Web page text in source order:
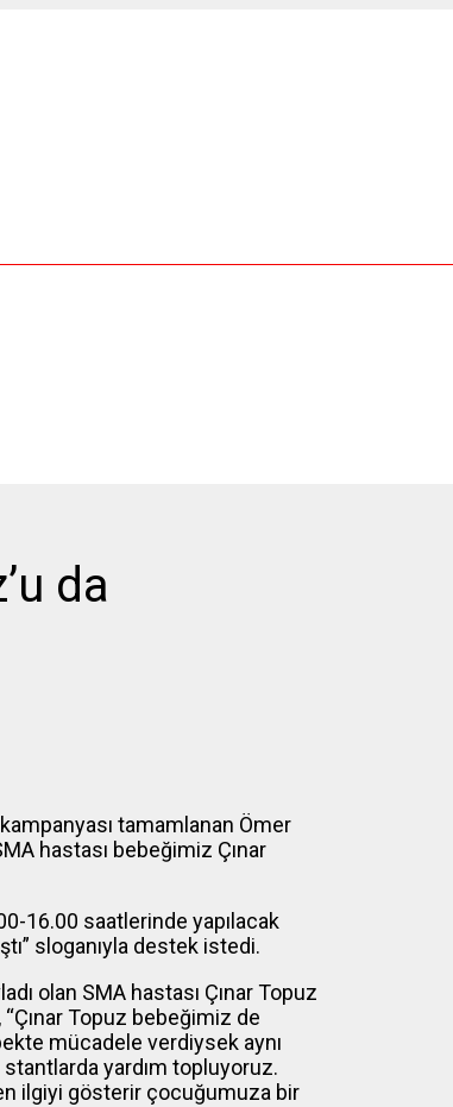
da
tamamlanan Ömer
hastası bebeğimiz Çınar
16.00 saatlerinde yapılacak
sloganıyla destek istedi.
olan SMA hastası Çınar Topuz
“Çınar Topuz bebeğimiz de
mücadele verdiysek aynı
yardım topluyoruz.
ilgiyi gösterir çocuğumuza bir